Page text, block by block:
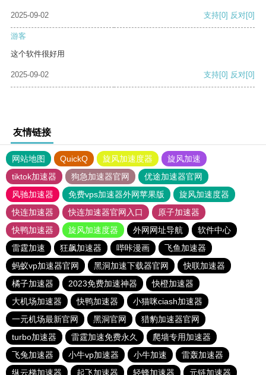
2025-09-02 支持[0] 反对[0]
游客
这个软件很好用
2025-09-02 支持[0] 反对[0]
友情链接
网站地图 QuickQ 旋风加速度器
旋风加速
tiktok加速器
狗急加速器官网
优途加速器官网
风驰加速器
免费vps加速器外网苹果版
旋风加速度器
快连加速器
快连加速器官网入口
原子加速器
快鸭加速器
旋风加速度器 外网网址导航
软件中心
雷霆加速
狂飙加速器 哔咔漫画
飞鱼加速器
蚂蚁vp加速器官网
黑洞加速下载器官网
快联加速器
橘子加速器
2023免费加速神器
快橙加速器
大机场加速器
快鸭加速器
小猫咪ciash加速器
一元机场最新官网
黑洞官网
猎豹加速器官网
turbo加速器
雷霆加速免费永久
爬墙专用加速器
飞兔加速器
小牛vp加速器 小牛加速
雷轰加速器
纵云梯加速器
起飞加速器 轻蜂加速器 元链加速器